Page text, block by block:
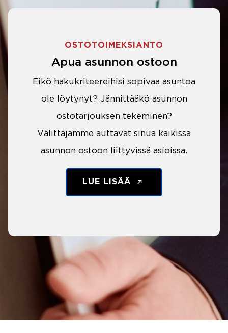
OSTOTOIMEKSIANTO
Apua asunnon ostoon
Eikö hakukriteereihisi sopivaa asuntoa
ole löytynyt? Jännittääkö asunnon
ostotarjouksen tekeminen?
Välittäjämme auttavat sinua kaikissa
asunnon ostoon liittyvissä asioissa.
LUE LISÄÄ